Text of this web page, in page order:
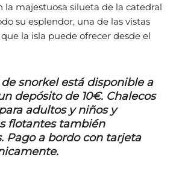
la majestuosa silueta de la catedral
su esplendor, una de las vistas
la isla puede ofrecer desde el
snorkel está disponible a
depósito de 10€. Chalecos
adultos y niños y
flotantes también
Pago a bordo con tarjeta